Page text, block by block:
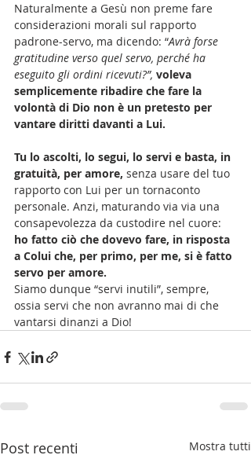
Naturalmente a Gesù non preme fare
considerazioni morali sul rapporto
padrone-servo, ma dicendo: “Avrà forse
gratitudine verso quel servo, perché ha
eseguito gli ordini ricevuti?”, voleva
semplicemente ribadire che fare la
volontà di Dio non è un pretesto per
vantare diritti davanti a Lui.
Tu lo ascolti, lo segui, lo servi e basta, in
gratuità, per amore, senza usare del tuo
rapporto con Lui per un tornaconto
personale. Anzi, maturando via via una
consapevolezza da custodire nel cuore:
ho fatto ciò che dovevo fare, in risposta
a Colui che, per primo, per me, si è fatto
servo per amore.
Siamo dunque “servi inutili”, sempre,
ossia servi che non avranno mai di che
vantarsi dinanzi a Dio!
Post recenti Mostra tutti